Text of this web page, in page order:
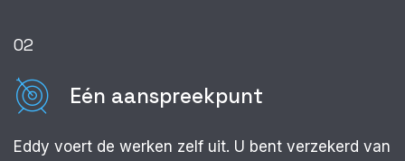
02
Eén aanspreekpunt
Eddy voert de werken zelf uit. U bent verzekerd van